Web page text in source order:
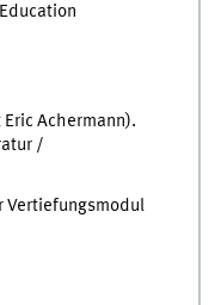
Eric Achermann).
/
Vertiefungsmodul